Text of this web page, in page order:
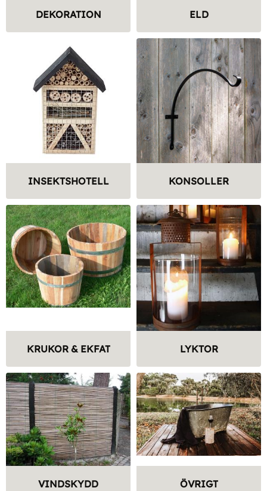
DEKORATION ELD
INSEKTSHOTELL KONSOLLER
KRUKOR & EKFAT LYKTOR
VINDSKYDD ÖVRIGT